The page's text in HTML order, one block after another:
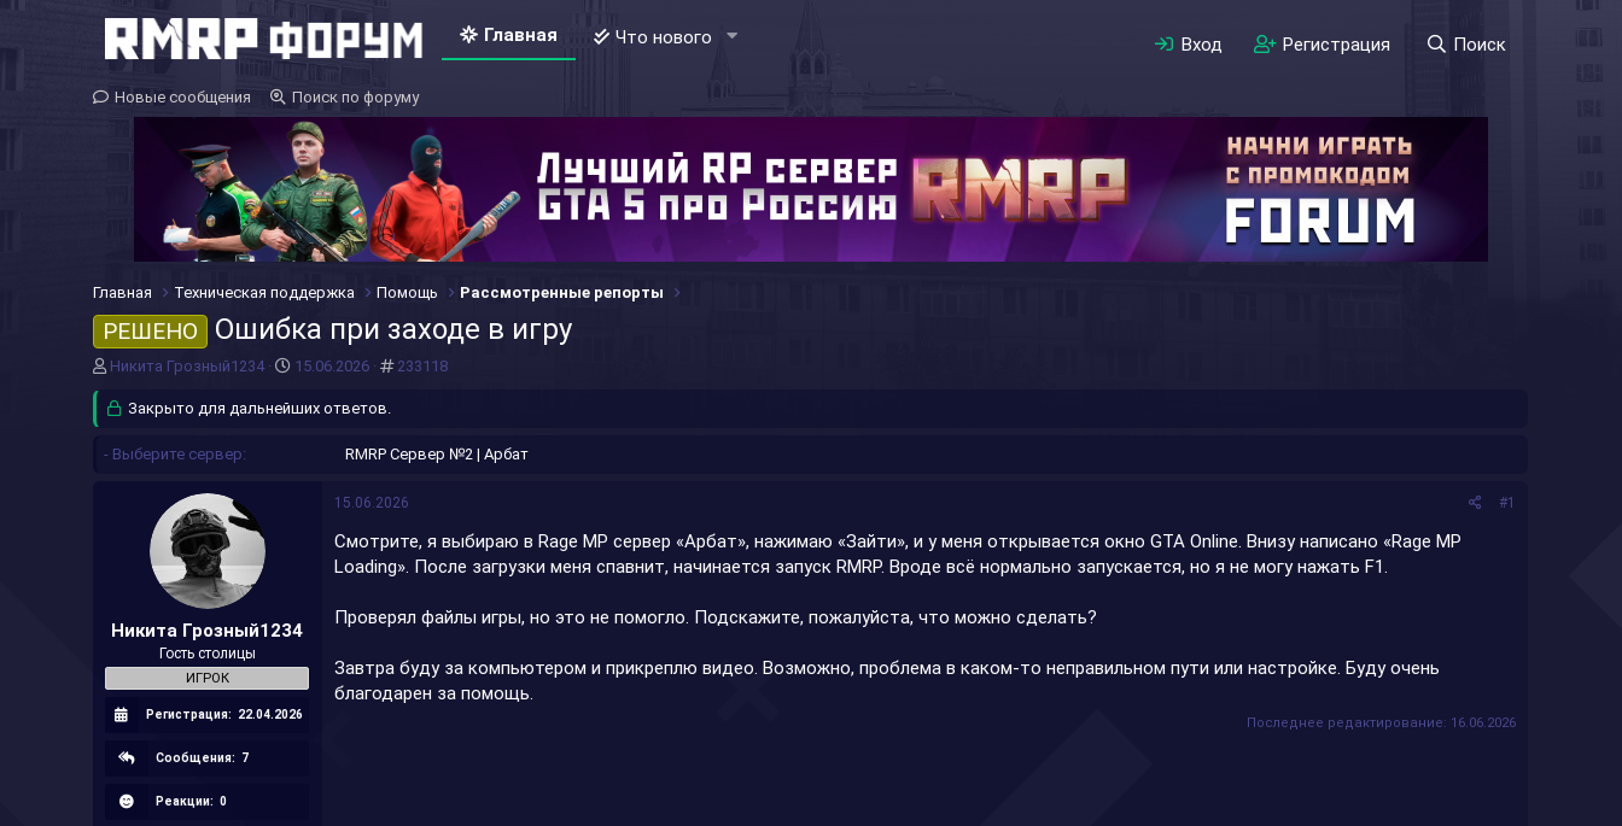
Главная Что нового Вход Регистрация Поиск
Новые сообщения Поиск по форуму
Главная Техническая поддержка Помощь Рассмотренные репорты
РЕШЕНО Ошибка при заходе в игру
А
т
р
Никита Грозный1234
Д
т
15.06.2026 #
233118
Закрыто для дальнейших ответов.
- Выберите сервер RMRP Сервер №2 | Арбат
Никита Грозный1234
Гость столицы
ИГРОК
Регистрация: 22.04.2026
Сообщения: 7
Реакции: 0
15.06.2026 #1
Смотрите, я выбираю в Rage MP сервер «Арбат», нажимаю «Зайти», и у меня открывается окно GTA Online. Внизу написано «Rage MP
Loading». После загрузки меня спавнит, начинается запуск RMRP. Вроде всё нормально запускается, но я не могу нажать F1.
Проверял файлы игры, но это не помогло. Подскажите, пожалуйста, что можно сделать?
Завтра буду за компьютером и прикреплю видео. Возможно, проблема в каком-то неправильном пути или настройке. Буду очень
благодарен за помощь.
Последнее редактирование: 16.06.2026